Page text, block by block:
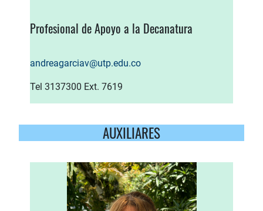
Profesional de Apoyo a la Decanatura
andreagarciav@utp.edu.co
Tel 3137300 Ext. 7619
AUXILIARES